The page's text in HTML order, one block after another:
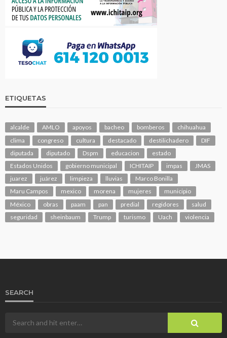
ETIQUETAS
alcalde AMLO apoyos bacheo bomberos
chihuahua
clima
congreso cultura destacado destilichadero
DIF
diputada
diputado Dspm educacion
estado
Estados Unidos
gobierno municipal ICHITAIP impas
JMAS
juarez
juárez limpieza lluvias
Marco Bonilla
Maru Campos
mexico morena mujeres
municipio
México
obras paam pan predial regidores
salud
seguridad
sheinbaum Trump turismo Uach violencia
SEARCH